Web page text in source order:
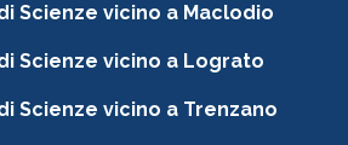
Scienze vicino a Maclodio
Scienze vicino a Lograto
Scienze vicino a Trenzano